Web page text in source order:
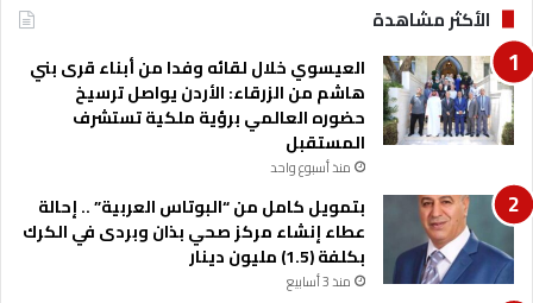
الأكثر مشاهدة
العيسوي خلال لقائه وفدا من أبناء قرى بني
هاشم من الزرقاء: الأردن يواصل ترسيخ
حضوره العالمي برؤية ملكية تستشرف
المستقبل
منذ أسبوع واحد
بتمويل كامل من “البوتاس العربية” .. إحالة
عطاء إنشاء مركز صحي بذان وبردى في الكرك
بكلفة (1.5) مليون دينار
منذ 3 أسابيع